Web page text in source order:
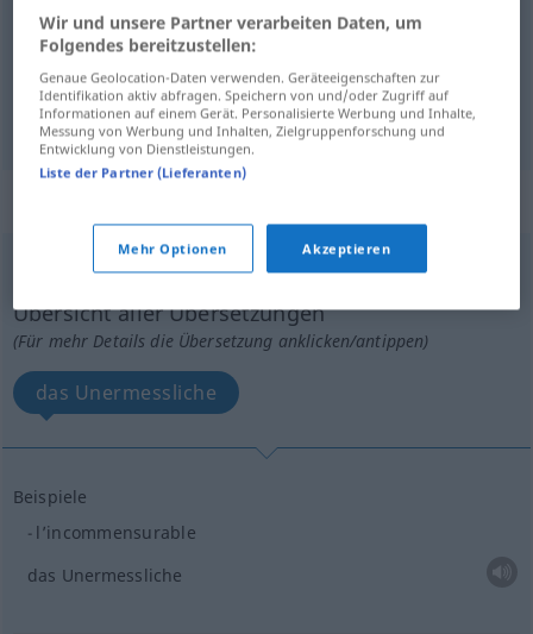
inkommensurabel incommensurable MATH
maßlos incommensurable(≈ démesuré) FIG
incommensurable [ɛ̃kɔmɑ̃syʀabl]
Übersicht aller Übersetzungen
(Für mehr Details die Übersetzung anklicken/antippen)
das Unermessliche
Beispiele
l’incommensurable
das Unermessliche
Wir und unsere Partner verarbeiten Daten, um
Folgendes bereitzustellen:
Genaue Geolocation-Daten verwenden. Geräteeigenschaften zur
Identifikation aktiv abfragen. Speichern von und/oder Zugriff auf
Informationen auf einem Gerät. Personalisierte Werbung und Inhalte,
Messung von Werbung und Inhalten, Zielgruppenforschung und
Entwicklung von Dienstleistungen.
Liste der Partner (Lieferanten)
Mehr Optionen Akzeptieren